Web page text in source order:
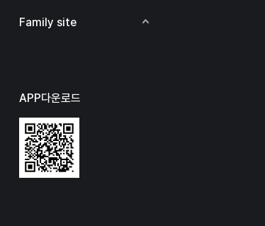
에서 반품이 가능한가요?
Family site
APP다운로드